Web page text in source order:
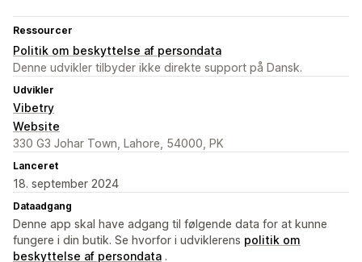
Ressourcer
Politik om beskyttelse af persondata
Denne udvikler tilbyder ikke direkte support på Dansk.
Udvikler
Vibetry
Website
330 G3 Johar Town, Lahore, 54000, PK
Lanceret
18. september 2024
Dataadgang
Denne app skal have adgang til følgende data for at kunne
fungere i din butik. Se hvorfor i udviklerens politik om
beskyttelse af persondata .